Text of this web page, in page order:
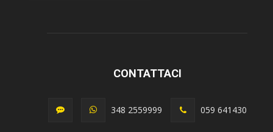
CONTATTACI
348 2559999 059 641430